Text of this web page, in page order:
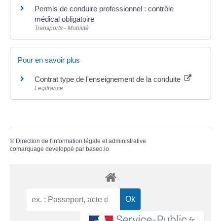
Permis de conduire professionnel : contrôle
médical obligatoire
Transports - Mobilité
Pour en savoir plus
Contrat type de l'enseignement de la conduite
Legifrance
© Direction de l'information légale et administrative
comarquage developpé par baseo.io